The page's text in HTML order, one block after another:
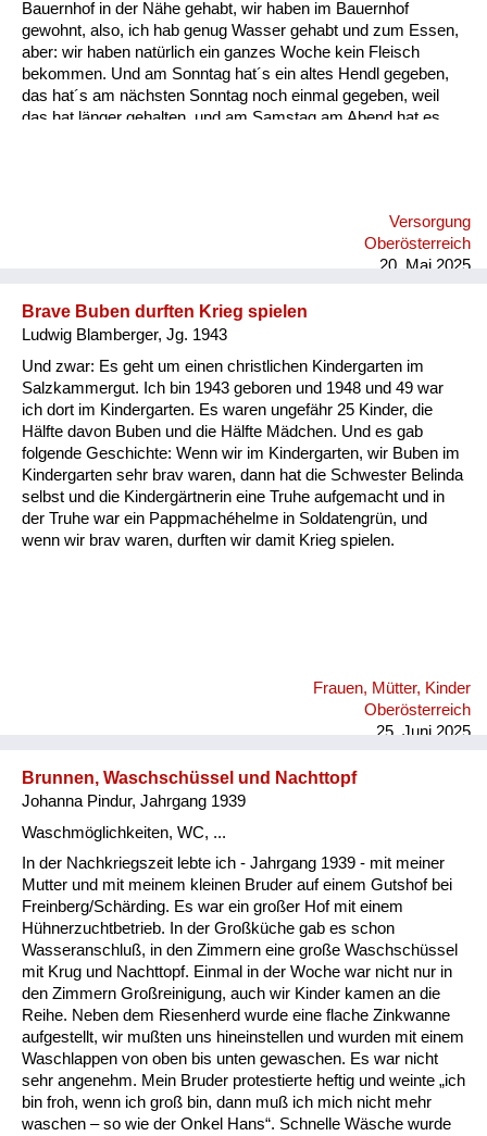
Bauernhof in der Nähe gehabt, wir haben im Bauernhof
gewohnt, also, ich hab genug Wasser gehabt und zum Essen,
aber: wir haben natürlich ein ganzes Woche kein Fleisch
bekommen. Und am Sonntag hat´s ein altes Hendl gegeben,
das hat´s am nächsten Sonntag noch einmal gegeben, weil
das hat länger gehalten, und am Samstag am Abend hat es
Bub mit der Zunge allweil die Braunschweiger Radln vor mich
hingeschoben hab übers Brot, und ganz zum Schluss, wenn
Versorgung
Oberösterreich
20. Mai 2025
Brave Buben durften Krieg spielen
Ludwig Blamberger, Jg. 1943
Und zwar: Es geht um einen christlichen Kindergarten im
Salzkammergut. Ich bin 1943 geboren und 1948 und 49 war
ich dort im Kindergarten. Es waren ungefähr 25 Kinder, die
Hälfte davon Buben und die Hälfte Mädchen. Und es gab
folgende Geschichte: Wenn wir im Kindergarten, wir Buben im
Kindergarten sehr brav waren, dann hat die Schwester Belinda
selbst und die Kindergärtnerin eine Truhe aufgemacht und in
der Truhe war ein Pappmachéhelme in Soldatengrün, und
wenn wir brav waren, durften wir damit Krieg spielen.
Frauen, Mütter, Kinder
Oberösterreich
25. Juni 2025
Brunnen, Waschschüssel und Nachttopf
Johanna Pindur, Jahrgang 1939
Waschmöglichkeiten, WC, ...
In der Nachkriegszeit lebte ich - Jahrgang 1939 - mit meiner
Mutter und mit meinem kleinen Bruder auf einem Gutshof bei
Freinberg/Schärding. Es war ein großer Hof mit einem
Hühnerzuchtbetrieb. In der Großküche gab es schon
Wasseranschluß, in den Zimmern eine große Waschschüssel
mit Krug und Nachttopf. Einmal in der Woche war nicht nur in
den Zimmern Großreinigung, auch wir Kinder kamen an die
Reihe. Neben dem Riesenherd wurde eine flache Zinkwanne
aufgestellt, wir mußten uns hineinstellen und wurden mit einem
Waschlappen von oben bis unten gewaschen. Es war nicht
sehr angenehm. Mein Bruder protestierte heftig und weinte „ich
bin froh, wenn ich groß bin, dann muß ich mich nicht mehr
waschen – so wie der Onkel Hans“. Schnelle Wäsche wurde